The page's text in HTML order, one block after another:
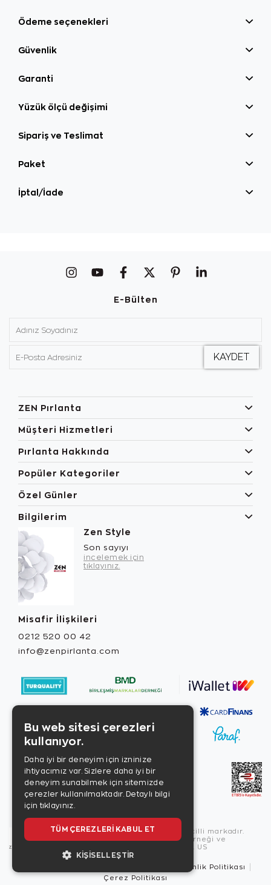
Ödeme seçenekleri
Güvenlik
Garanti
Yüzük ölçü değişimi
Sipariş ve Teslimat
Paket
İptal/İade
E-Bülten
ZEN Pırlanta
Müşteri Hizmetleri
Pırlanta Hakkında
Popüler Kategoriler
Özel Günler
Bilgilerim
Zen Style
Son sayıyı
incelemek için
tıklayınız.
Misafir İlişkileri
0212 520 00 42
info@zenpirlanta.com
Copyright © 2026, Zen Diamond tescilli markadır.
Zen Diamond Birleşmiş Markalar Derneği ve
Turquality Destek Programı üyesidir. US
Güvenlik Politikası
Çerez Politikası
Bu web sitesi çerezleri
kullanıyor.
Daha iyi bir deneyim için izninize
ihtiyacımız var. Sizlere daha iyi bir
deneyim sunabilmek için sitemizde
çerezler kullanılmaktadır. Detaylı bilgi
için tıklayınız.
TÜM ÇEREZLERI KABUL ET
KIŞISELLEŞTIR